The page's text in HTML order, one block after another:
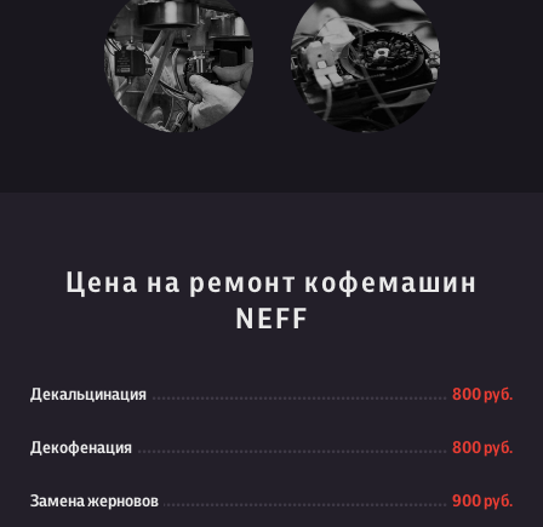
Цена на ремонт кофемашин
NEFF
Декальцинация 800 руб.
Декофенация 800 руб.
Замена жерновов 900 руб.